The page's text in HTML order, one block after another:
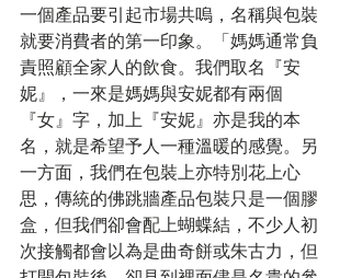
一個產品要引起市場共嗚，名稱與包裝
就要消費者的第一印象。「媽媽通常負
責照顧全家人的飲食。我們取名『安
妮』，一來是媽媽與安妮都有兩個
『女』字，加上『安妮』亦是我的本
名，就是希望予人一種溫暖的感覺。另
一方面，我們在包裝上亦特別花上心
思，傳統的佛跳牆產品包裝只是一個膠
盒，但我們卻會配上蝴蝶結，不少人初
次接觸都會以為是曲奇餅或朱古力，但